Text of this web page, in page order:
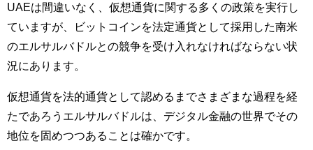
UAEは間違いなく、仮想通貨に関する多くの政策を実行し
ていますが、ビットコインを法定通貨として採用した南米
のエルサルバドルとの競争を受け入れなければならない状
況にあります。
仮想通貨を法的通貨として認めるまでさまざまな過程を経
たであろうエルサルバドルは、デジタル金融の世界でその
地位を固めつつあることは確かです。